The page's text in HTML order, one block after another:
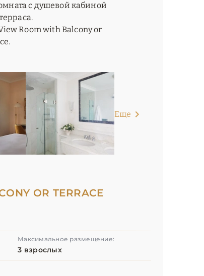
c душевой кабиной
Room with Balcony or
Еще
OR TERRACE
Максимальное размещение:
3 взрослых